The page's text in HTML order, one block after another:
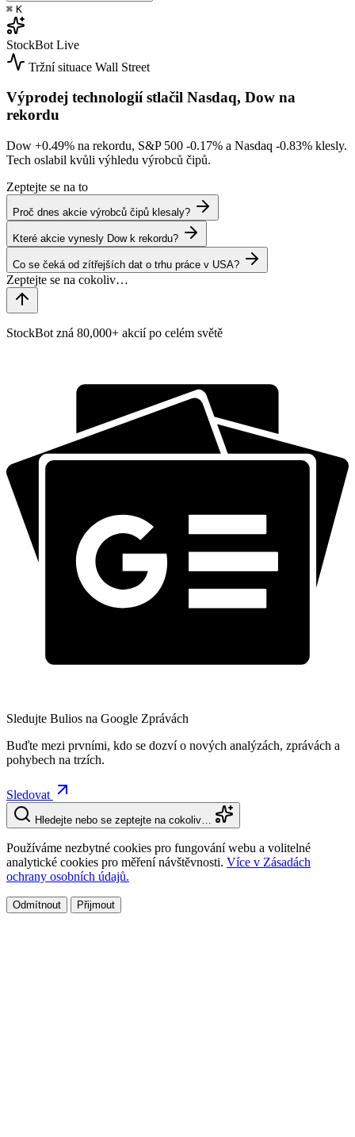
⌘ K
StockBot Live
Tržní situace Wall Street
Výprodej technologií stlačil Nasdaq, Dow na
rekordu
Dow +0.49% na rekordu, S&P 500 -0.17% a Nasdaq -0.83% klesly.
Tech oslabil kvůli výhledu výrobců čipů.
Zeptejte se na to
Proč dnes akcie výrobců čipů klesaly?
Které akcie vynesly Dow k rekordu?
Co se čeká od zítřejších dat o trhu práce v USA?
StockBot zná 80,000+ akcií po celém světě
Sledujte Bulios na Google Zprávách
Buďte mezi prvními, kdo se dozví o nových analýzách, zprávách a
pohybech na trzích.
Sledovat
Hledejte nebo se zeptejte na cokoliv…
Používáme nezbytné cookies pro fungování webu a volitelné
analytické cookies pro měření návštěvnosti. Více v Zásadách
ochrany osobních údajů.
Odmítnout Přijmout